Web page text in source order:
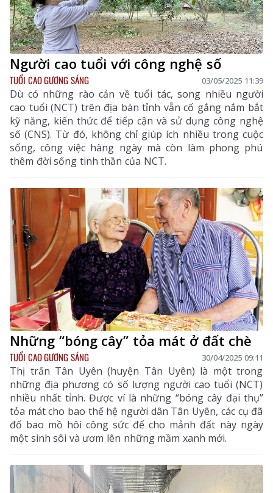
Người cao tuổi với công nghệ số
TUỔI CAO GƯƠNG SÁNG 03/05/2025 11:39
Dù có những rào cản về tuổi tác, song nhiều người
cao tuổi (NCT) trên địa bàn tỉnh vẫn cố gắng nắm bắt
kỹ năng, kiến thức để tiếp cận và sử dụng công nghệ
số (CNS). Từ đó, không chỉ giúp ích nhiều trong cuộc
sống, công việc hàng ngày mà còn làm phong phú
thêm đời sống tinh thần của NCT.
Những “bóng cây” tỏa mát ở đất chè
TUỔI CAO GƯƠNG SÁNG 30/04/2025 09:11
Thị trấn Tân Uyên (huyện Tân Uyên) là một trong
những địa phương có số lượng người cao tuổi (NCT)
nhiều nhất tỉnh. Được ví là những “bóng cây đại thụ”
tỏa mát cho bao thế hệ người dân Tân Uyên, các cụ đã
đổ bao mồ hôi công sức để cho mảnh đất này ngày
một sinh sôi và ươm lên những mầm xanh mới.